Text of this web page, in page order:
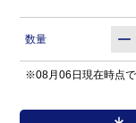
数量
※08月06日現在時点